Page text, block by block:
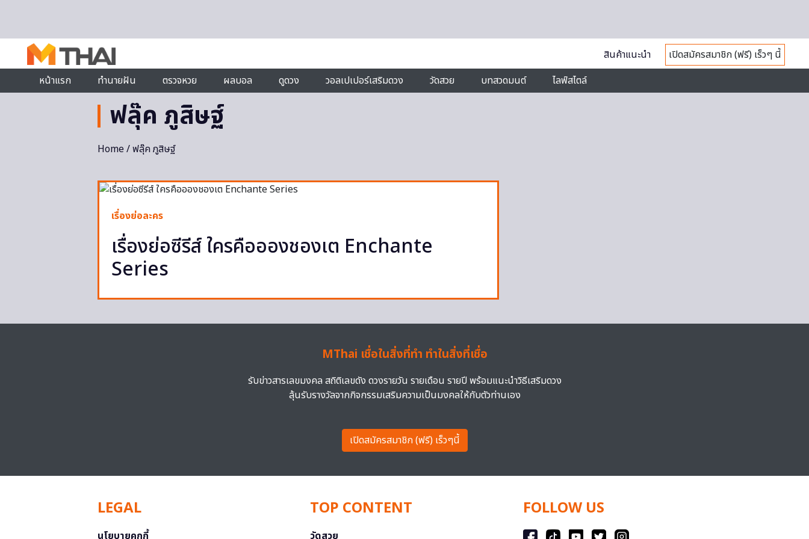
สินค้าแนะนำ
เปิดสมัครสมาชิก (ฟรี) เร็วๆ นี้
หน้าแรก
ทำนายฝัน ตรวจหวย ผลบอล ดูดวง วอลเปเปอร์เสริมดวง วัดสวย บทสวดมนต์ ไลฟ์สไตล์
ฟลุ๊ค ภูสิษฐ์
Home/ ฟลุ๊ค ภูสิษฐ์
เรื่องย่อละคร
เรื่องย่อซีรีส์ ใครคืออองชองเต Enchante
Series
MThai เชื่อในสิ่งที่ทำ ทำในสิ่งที่เชื่อ
รับข่าวสารเลขมงคล สถิติเลขดัง ดวงรายวัน รายเดือน รายปี พร้อมแนะนำวิธีเสริมดวง
ลุ้นรับรางวัลจากกิจกรรมเสริมความเป็นมงคลให้กับตัวท่านเอง
เปิดสมัครสมาชิก (ฟรี) เร็วๆนี้
LEGAL
นโยบายคุกกี้
TOP CONTENT
วัดสวย
FOLLOW US